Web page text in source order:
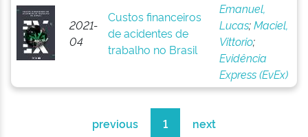
2021-
04
Custos financeiros
de acidentes de
trabalho no Brasil
Emanuel,
Lucas;Maciel,
Vittorio;
Evidência
Express (EvEx)
previous 1 next